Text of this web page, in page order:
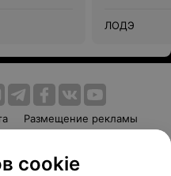
ЛОДЭ
Размещение рекламы
Способы оплаты
cookie